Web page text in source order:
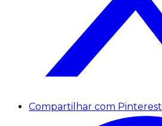
Compartilhar com Pinterest